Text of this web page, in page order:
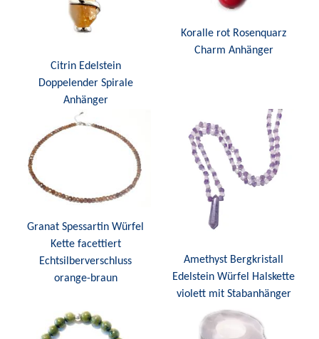
Citrin Edelstein
Doppelender Spirale
Anhänger
Koralle rot Rosenquarz
Charm Anhänger
Granat Spessartin Würfel
Kette facettiert
Echtsilberverschluss
orange-braun
Amethyst Bergkristall
Edelstein Würfel Halskette
violett mit Stabanhänger